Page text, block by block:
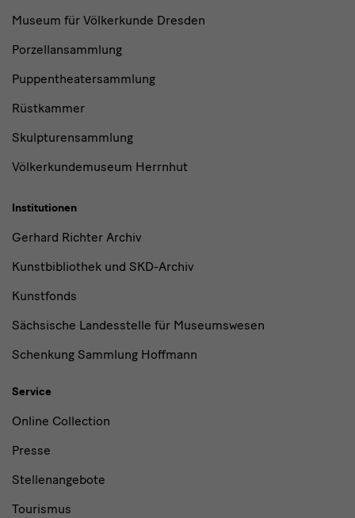
Museum für Völkerkunde Dresden
Porzellansammlung
Puppentheatersammlung
Rüstkammer
Skulpturensammlung
Völkerkundemuseum Herrnhut
Institutionen
Gerhard Richter Archiv
Kunstbibliothek und SKD-Archiv
Kunstfonds
Sächsische Landesstelle für Museumswesen
Schenkung Sammlung Hoffmann
Service
Online Collection
Presse
Stellenangebote
Tourismus